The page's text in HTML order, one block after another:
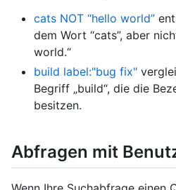
cats NOT “hello world”
dem Wort “cats”, aber
world.“
build label:"bug fix"
Begriff „build“, die die
besitzen.
Abfragen mit